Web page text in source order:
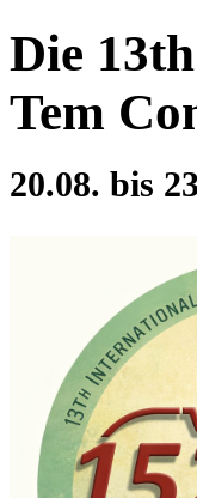
Die
Tem
20.08. bis